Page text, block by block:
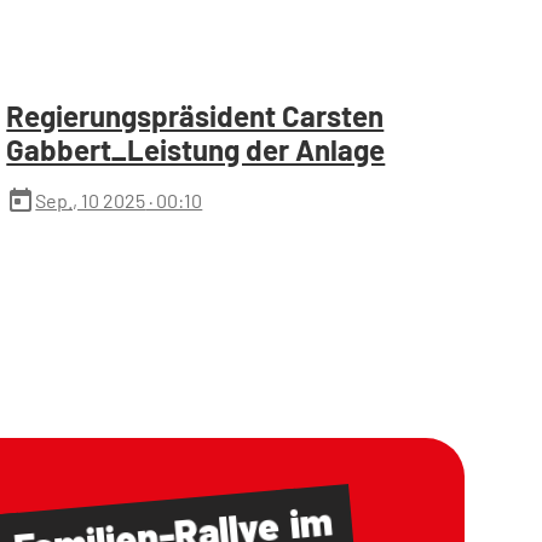
Regierungspräsident Carsten
Gabbert_Leistung der Anlage
today Sep., 10 2025 · 00:10
im